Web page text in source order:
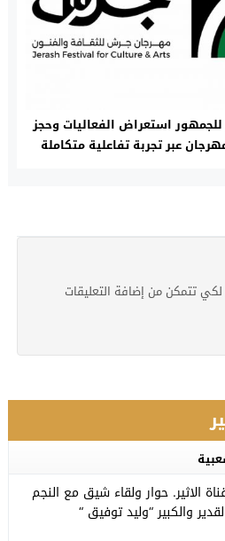
استعراض الفعاليات وحجز
عبر تجربة تفاعلية متكاملة
لكي تتمكن من إضافة التعليقات
الاثير. حوار ولقاء شيق مع النجم
والكبير “وليد توفيق “